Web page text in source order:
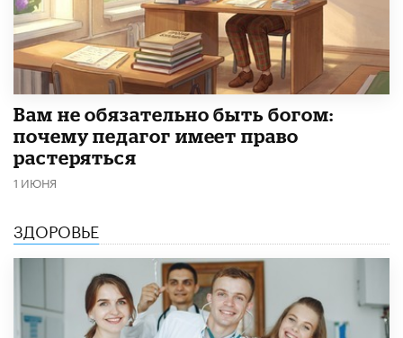
​Вам не обязательно быть богом:
почему педагог имеет право
растеряться
1 ИЮНЯ
ЗДОРОВЬЕ